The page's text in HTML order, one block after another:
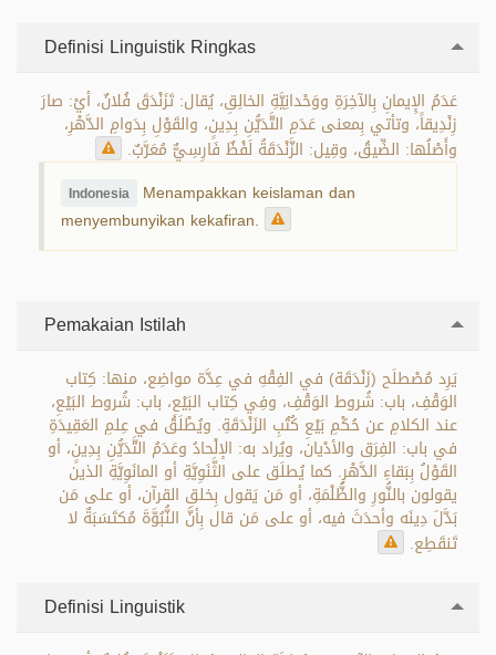
Definisi Linguistik Ringkas
عَدَمُ الإِيمانِ بِالآخِرَةِ ووَحْدانِيَّةِ الخالِقِ، يُقال: تَزَنْدَقَ فُلانٌ، أيْ: صارَ
زِنْدِيقاً، وتأتي بِمعنى عَدَمِ التَّدَيُّنِ بِدِينٍ، والقَوْلِ بِدَوامِ الدَّهْرِ،
وأَصْلُها: الضِّيقُ، وقِيل: الزَّنْدَقَةُ لَفْظٌ فَارِسِيٌّ مُعَرَّبٌ.
Indonesia Menampakkan keislaman dan
menyembunyikan kekafiran.
Pemakaian Istilah
يَرِد مُصْطلَح (زَنْدَقَة) في الفِقْهِ في عِدَّة مواضِع، منها: كِتاب
الوَقْفِ، باب: شُروط الوَقْفِ، وفِي كِتاب البَيْعِ، باب: شُروط البَيْعِ،
عند الكلامِ عن حُكْمِ بَيْعِ كُتُبِ الزَنْدَقَةِ. ويُطْلَقُ في عِلمِ العَقِيدَةِ
في باب: الفِرَق والأدْيان، ويُراد به: الإلْحادُ وعَدَمُ التَّدَيُّنِ بِدِينٍ، أو
القَوْلُ بِبَقاءِ الدَّهْرِ. كما يُطلَق على الثَّنَوِيَّةِ أو المانَوِيَّةِ الذين
يقولون بالنُّورِ والظُّلْمَةِ، أو مَن يَقول بِخلقِ القرآن، أو على مَن
بَدَّلَ دِينَه وأحدَثَ فيه، أو على مَن قال بِأنَّ النُّبُوَّةَ مُكتَسَبَةٌ لا
تَنقَطِع.
Definisi Linguistik